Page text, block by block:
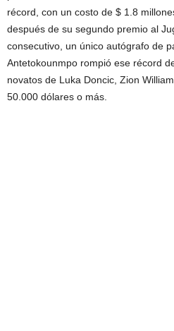
récord, con un costo de $ 1.8
después de su segundo premio al
consecutivo, un único autógrafo de
Antetokounmpo rompió ese récord
novatos de Luka Doncic, Zion
50.000 dólares o más.